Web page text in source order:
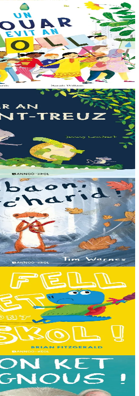
ha kaer-meurbet ivez, met ezhomm he
da gompren gwelloc’h efedoù Mab-
al levr kaer-mañ....
c’haller gwelet er paludoù pa vez an noz
ebet avat. Peursur eo Logodennig. N’eo
!
ket tamm enet da Varc'harid Koant...
zoken. Daoust ha Lagadeg, he mignonez
lakaat...
d'ar skol !
Logodennig ha Dinosaorig. Ne fell
! Pa grogo ar c'hentelioù avat e vo ur